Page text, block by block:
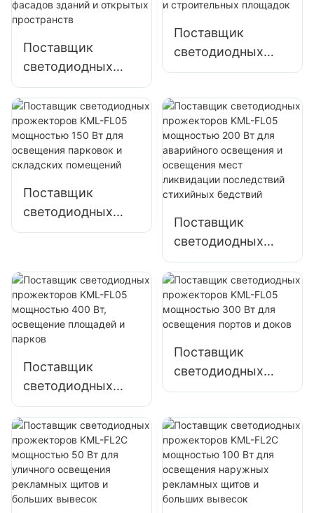
Поставщик
светодиодных
прожекторов
KML-FL05
мощностью 50 Вт
для наружного
освещения
открытых
пространств
Поставщик
светодиодных
прожекторов
мощностью 100
Вт для освещения
фасадов зданий и
строительных
площадок
Поставщик
светодиодных
прожекторов
мощностью 150
Вт для освещения
парковок и
складских
помещений
Поставщик
светодиодных
прожекторов
KML-FL05
мощностью 200
Вт для аварийного
освещения мест
ликвидации
последствий
бедствий
Поставщик
светодиодных
прожекторов
KML-FL05
мощностью 400
Вт, освещение
площадей и
парков
Поставщик
светодиодных
прожекторов
мощностью 300
Вт для освещения
портов и доков